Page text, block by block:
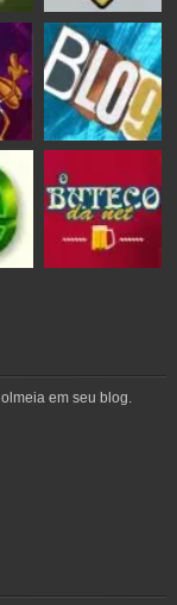
em seu blog.